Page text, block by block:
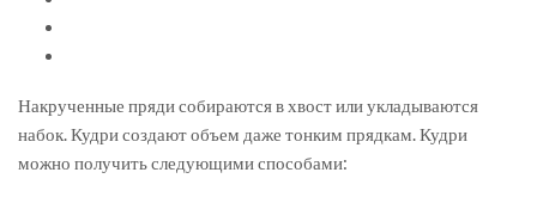
Накрученные пряди собираются в хвост или укладываются
набок. Кудри создают объем даже тонким прядкам. Кудри
можно получить следующими способами: